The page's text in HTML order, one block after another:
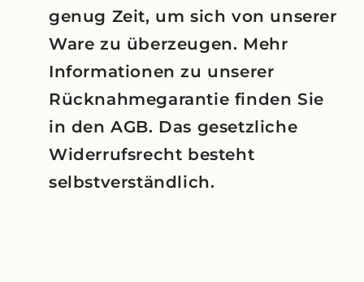
genug Zeit, um sich von unserer
Ware zu überzeugen. Mehr
Informationen zu unserer
Rücknahmegarantie finden Sie
in den AGB. Das gesetzliche
Widerrufsrecht besteht
selbstverständlich.